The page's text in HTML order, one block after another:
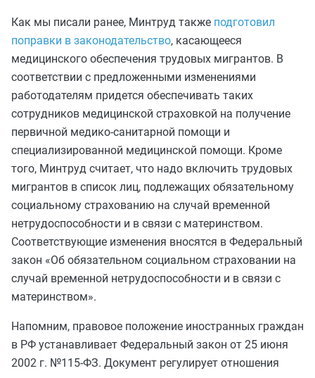
Как мы писали ранее, Минтруд также подготовил
поправки в законодательство, касающееся
медицинского обеспечения трудовых мигрантов. В
соответствии с предложенными изменениями
работодателям придется обеспечивать таких
сотрудников медицинской страховкой на получение
первичной медико-санитарной помощи и
специализированной медицинской помощи. Кроме
того, Минтруд считает, что надо включить трудовых
мигрантов в список лиц, подлежащих обязательному
социальному страхованию на случай временной
нетрудоспособности и в связи с материнством.
Соответствующие изменения вносятся в Федеральный
закон «Об обязательном социальном страховании на
случай временной нетрудоспособности и в связи с
материнством».
Напомним, правовое положение иностранных граждан
в РФ устанавливает Федеральный закон от 25 июня
2002 г. №115-ФЗ. Документ регулирует отношения